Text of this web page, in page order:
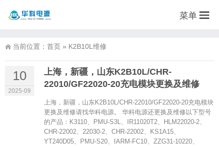
菜单
当前位置： 首页 » K2B10L维修
10
2025-09
上海，新疆，山东K2B10L/CHR-
22010/GF22020-20充电模块更换及维修
上海，新疆，山东K2B10L/CHR-22010/GF22020-20充电模块
更换及维修请找华科电源。 华科电源还更换及维修以下型号
的产品：K3110、PMU-S3L、IR11020T2、HLM22020-2、
CHR-22002、22030-2、CHR-22002、KS1A15、
YT240D05、PMU-S20、IARM-FC10、ZZG31-10220、